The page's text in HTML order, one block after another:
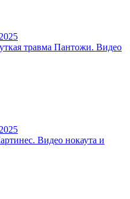
травма Пантожи. Видео
Видео нокаута и